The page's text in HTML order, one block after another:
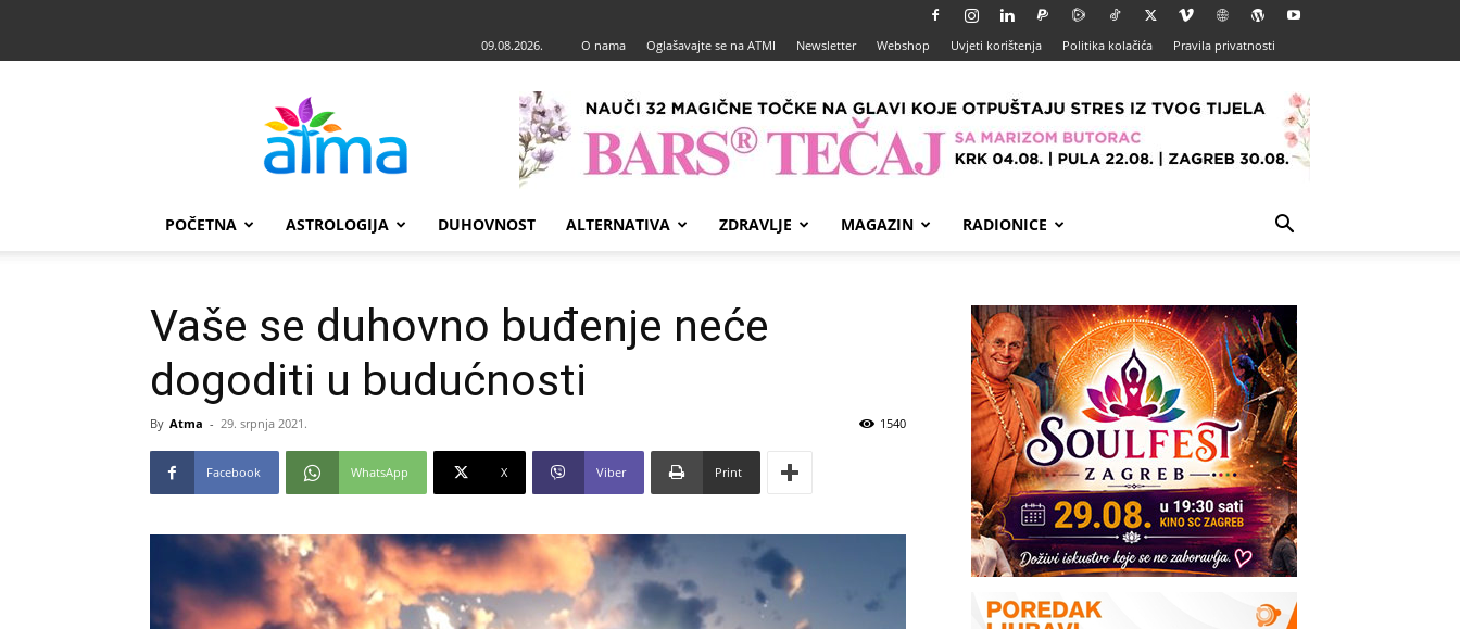
09.08.2026. O nama Oglašavajte se na ATMI Newsletter Webshop Uvjeti korištenja Politika kolačića Pravila privatnosti
POČETNA ASTROLOGIJA DUHOVNOST ALTERNATIVA ZDRAVLJE MAGAZIN RADIONICE
Vaše se duhovno buđenje neće
dogoditi u budućnosti
By Atma - 29. srpnja 2021. 1540
Facebook WhatsApp X Viber Print